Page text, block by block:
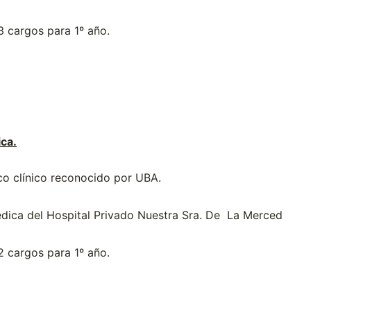
cargos para 1º año.
clínico reconocido por UBA.
del Hospital Privado Nuestra Sra. De La Merced
cargos para 1º año.